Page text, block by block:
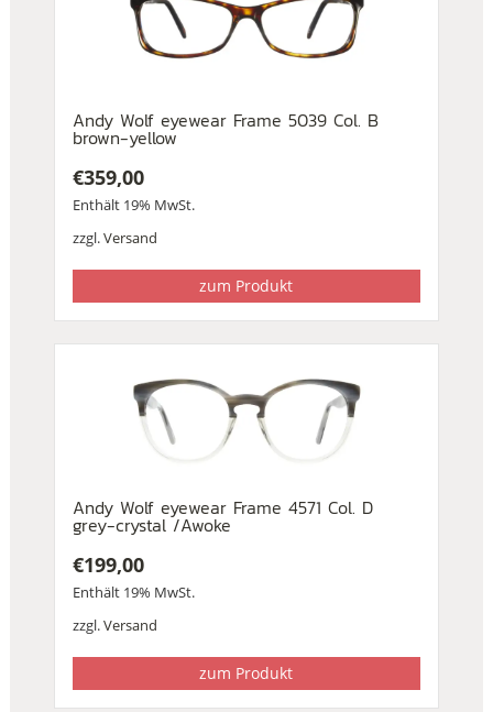
Andy Wolf eyewear Frame 5039 Col. B
brown-yellow
€359,00
Enthält 19% MwSt.
zzgl.Versand
zum Produkt
Andy Wolf eyewear Frame 4571 Col. D
grey-crystal /Awoke
€199,00
Enthält 19% MwSt.
zzgl.Versand
zum Produkt